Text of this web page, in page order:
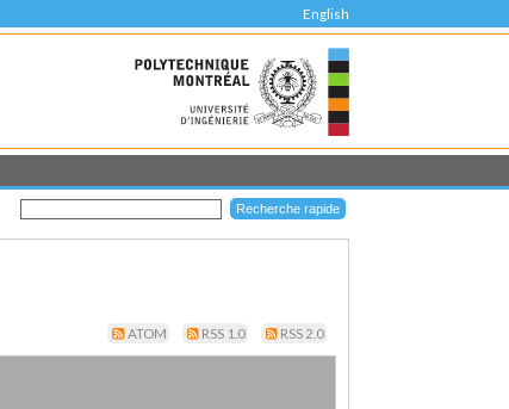
English
ATOM RSS 1.0 RSS 2.0